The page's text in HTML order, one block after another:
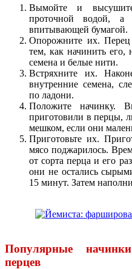
Вымойте и
проточной водой,
впитывающей бумагой.
Опорожните их.
тем, как начинить его,
семена и белые нити.
Встряхните их.
внутренние семена,
по ладони.
Положите начинку.
приготовили в перцы,
мешком, если они
Приготовьте их.
мясо поджарилось.
от сорта перца и его
они не остались
15 минут. Затем
Популярные
перцев